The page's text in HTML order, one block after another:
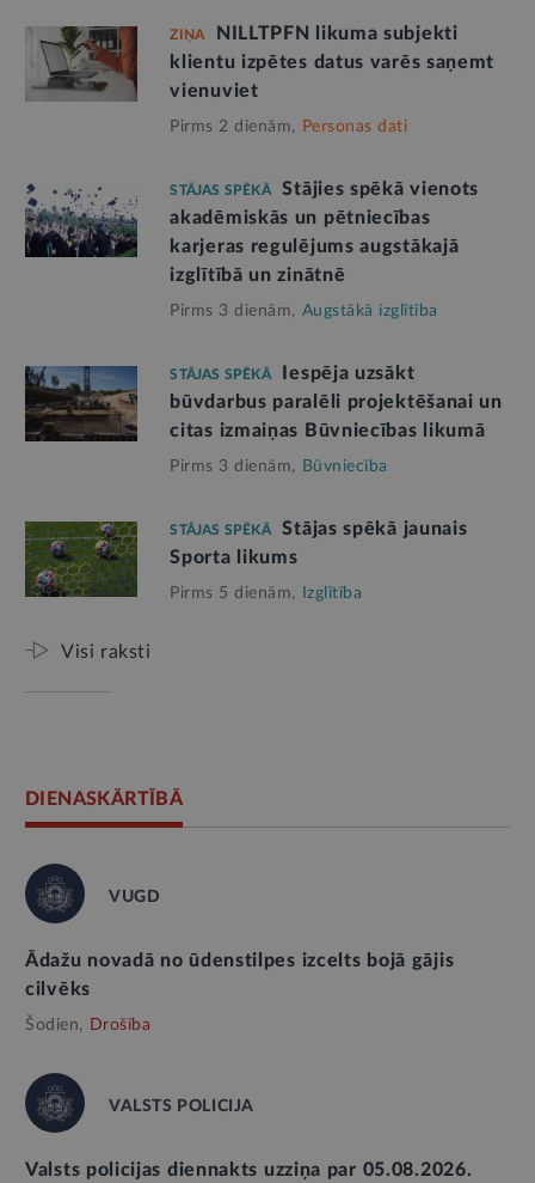
ZIŅA
NILLTPFN likuma subjekti
klientu izpētes datus varēs saņemt
vienuviet
Pirms 2 dienām, Personas dati
STĀJAS SPĒKĀ
Stājies spēkā vienots
akadēmiskās un pētniecības
karjeras regulējums augstākajā
izglītībā un zinātnē
Pirms 3 dienām, Augstākā izglītība
STĀJAS SPĒKĀ
Iespēja uzsākt
būvdarbus paralēli projektēšanai un
citas izmaiņas Būvniecības likumā
Pirms 3 dienām, Būvniecība
STĀJAS SPĒKĀ
Stājas spēkā jaunais
Sporta likums
Pirms 5 dienām, Izglītība
Visi raksti
DIENASKĀRTĪBĀ
VUGD
Ādažu novadā no ūdenstilpes izcelts bojā gājis
cilvēks
Šodien, Drošība
VALSTS POLICIJA
Valsts policijas diennakts uzziņa par 05.08.2026.